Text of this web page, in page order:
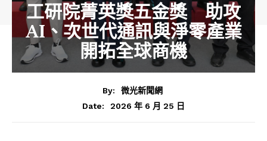
工研院菁英獎五金獎 助攻
AI、次世代通訊與淨零產業
開拓全球商機
By:
微光新聞網
Date:
2026 年 6 月 25 日